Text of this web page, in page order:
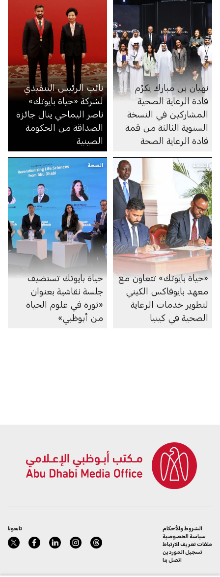
نهيان بن مبارك يكرِّم
قادة الرعاية الصحية
المشاركين في النسخة
السنوية الثالثة من قمة
قادة الرعاية الصحة
نائب الرئيس التنفيذي
لشركة «حياة بايوتك»
ناصر اليماحي ينال جائزة
الصداقة من الحكومة
الصينية
الصحة
«حياة بايوتك» تتعاون مع
معهد بايوفاكس الكيني
لتطوير خدمات الرعاية
الصحية في كينيا
الصحة
حياة بايوتك تستضيف
جلسة نقاشية بعنوان
«ثورة في علوم الحياة
من أبوظبي»
تابعونا
الشروط والأحكام
سياسة الخصوصية
ملفات تعريف الارتباط
تسجيل الموردين
اتصل بنا